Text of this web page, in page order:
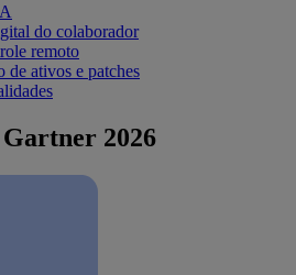
do colaborador
remoto
de ativos e patches
2026